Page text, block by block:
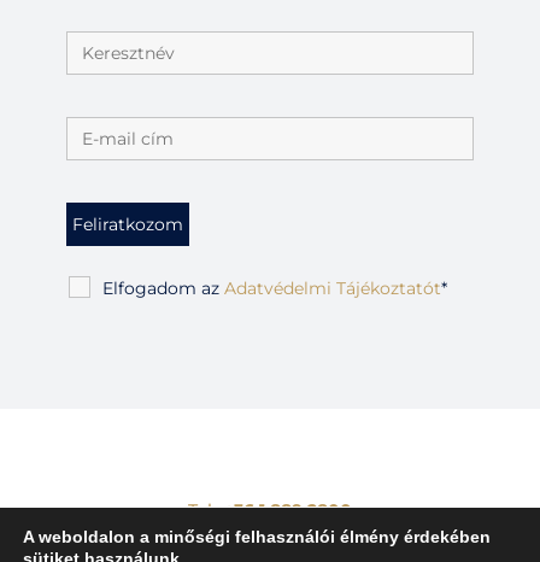
Elfogadom az Adatvédelmi Tájékoztatót*
Tel.:+36 1 889 2800
E-mail:info@kopogtatanav.hu
A weboldalon a minőségi felhasználói élmény érdekében